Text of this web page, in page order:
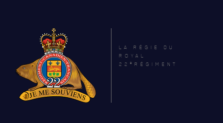
HONNEURS DE BATAILLE
DISTINCTIONS HONORIFIQUES
PATRIMOINE
LA RÉGIE DU
ROYAL
22 e RÉGIMENT